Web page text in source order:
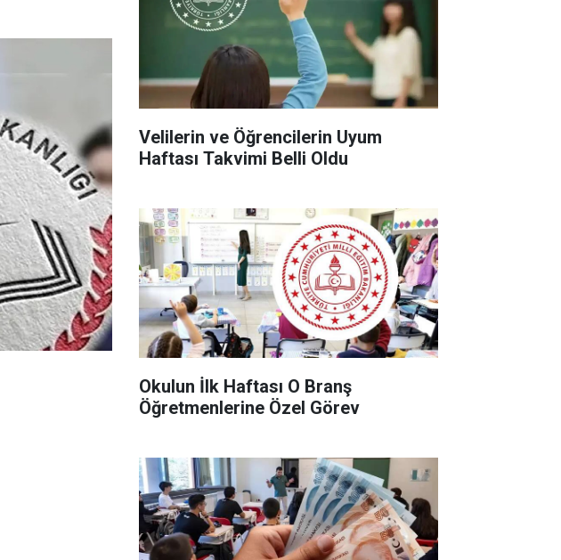
Velilerin ve Öğrencilerin Uyum
Haftası Takvimi Belli Oldu
Okulun İlk Haftası O Branş
Öğretmenlerine Özel Görev